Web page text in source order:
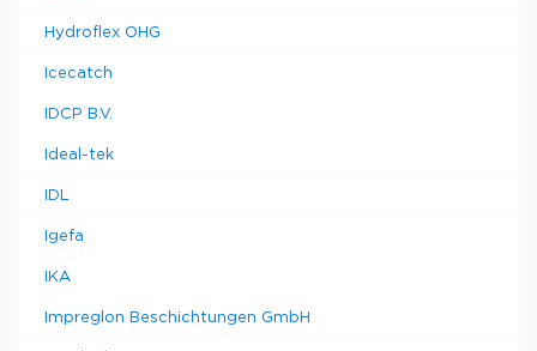
Hydroflex OHG
Icecatch
IDCP B.V.
Ideal-tek
IDL
Igefa
IKA
Impreglon Beschichtungen GmbH